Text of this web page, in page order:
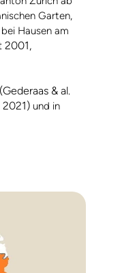
Garten,
Hausen am
2001,
(Gederaas & al.
2021) und in